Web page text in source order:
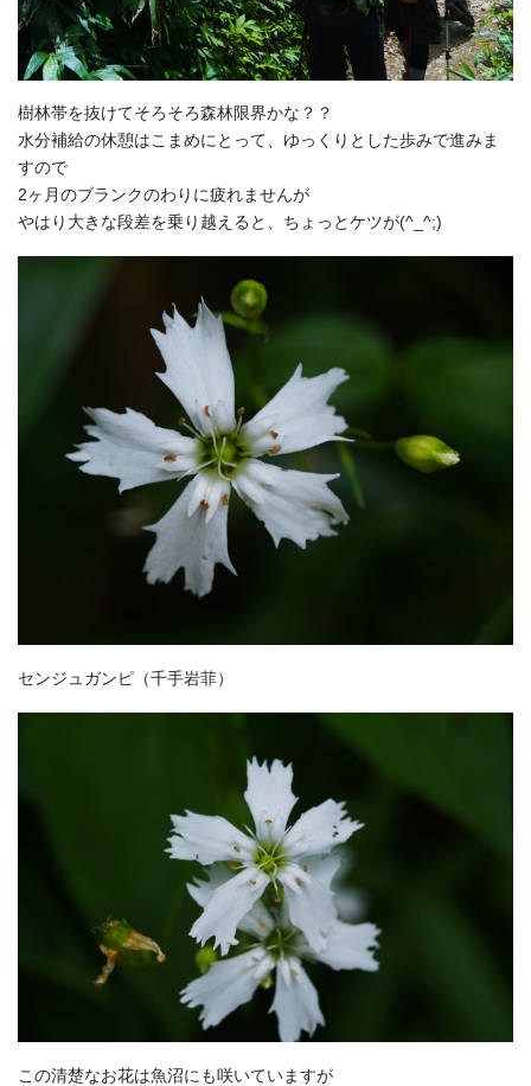
樹林帯を抜けてそろそろ森林限界かな？？
水分補給の休憩はこまめにとって、ゆっくりとした歩みで進みま
すので
2ヶ月のブランクのわりに疲れませんが
やはり大きな段差を乗り越えると、ちょっとケツが(^_^;)
センジュガンピ （千手岩菲）
この清楚なお花は魚沼にも咲いていますが